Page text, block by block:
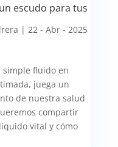
escudo para tus
| 22 - Abr - 2025
simple fluido en
juega un
de nuestra salud
compartir
vital y cómo